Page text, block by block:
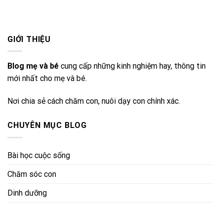
GIỚI THIỆU
Blog mẹ và bé cung cấp những kinh nghiệm hay, thông tin
mới nhất cho mẹ và bé.
Nơi chia sẻ cách chăm con, nuôi dạy con chính xác.
CHUYÊN MỤC BLOG
Bài học cuộc sống
Chăm sóc con
Dinh dưỡng